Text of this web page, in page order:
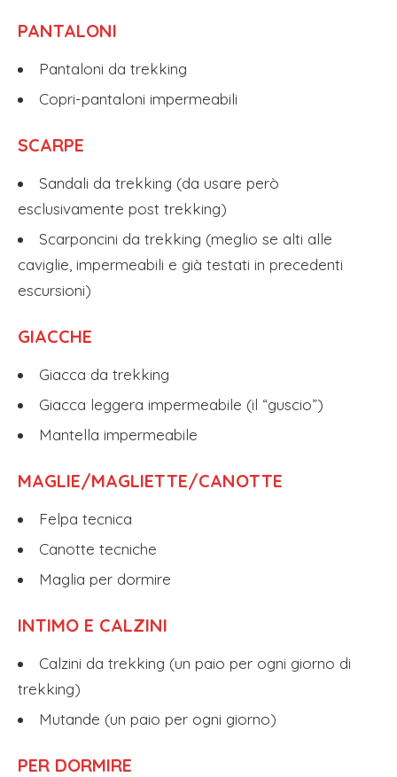
PANTALONI
Pantaloni da trekking
Copri-pantaloni impermeabili
SCARPE
Sandali da trekking (da usare però
esclusivamente post trekking)
Scarponcini da trekking (meglio se alti alle
caviglie, impermeabili e già testati in precedenti
escursioni)
GIACCHE
Giacca da trekking
Giacca leggera impermeabile (il “guscio”)
Mantella impermeabile
MAGLIE/MAGLIETTE/CANOTTE
Felpa tecnica
Canotte tecniche
Maglia per dormire
INTIMO E CALZINI
Calzini da trekking (un paio per ogni giorno di
trekking)
Mutande (un paio per ogni giorno)
PER DORMIRE